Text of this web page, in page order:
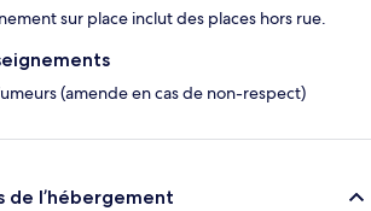
sur place inclut des places hors rue.
(amende en cas de non-respect)
de l’hébergement